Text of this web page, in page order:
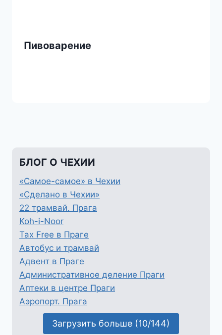
Пивоварение
БЛОГ О ЧЕХИИ
«Самое-самое» в Чехии
«Сделано в Чехии»
22 трамвай. Прага
Koh-i-Noor
Tax Free в Праге
Автобус и трамвай
Адвент в Праге
Административное деление Праги
Аптеки в центре Праги
Аэропорт. Прага
Загрузить больше (10/144)